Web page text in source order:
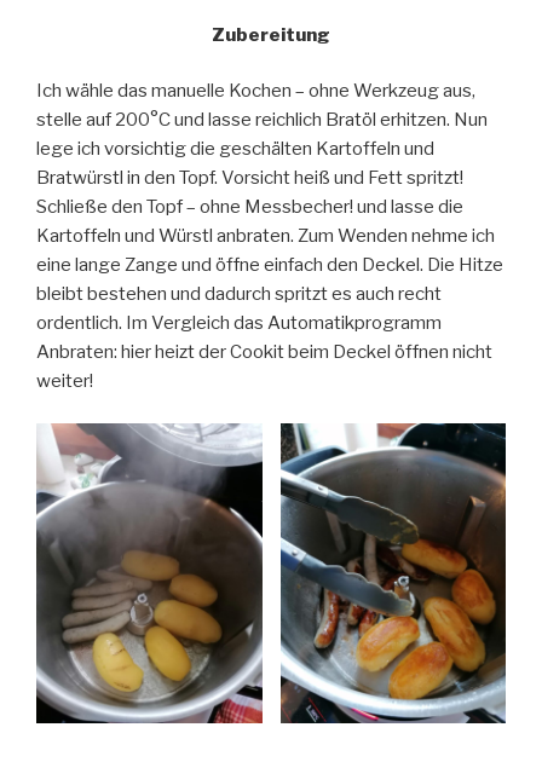
Zubereitung
Ich wähle das manuelle Kochen – ohne Werkzeug aus,
stelle auf 200°C und lasse reichlich Bratöl erhitzen. Nun
lege ich vorsichtig die geschälten Kartoffeln und
Bratwürstl in den Topf. Vorsicht heiß und Fett spritzt!
Schließe den Topf – ohne Messbecher! und lasse die
Kartoffeln und Würstl anbraten. Zum Wenden nehme ich
eine lange Zange und öffne einfach den Deckel. Die Hitze
bleibt bestehen und dadurch spritzt es auch recht
ordentlich. Im Vergleich das Automatikprogramm
Anbraten: hier heizt der Cookit beim Deckel öffnen nicht
weiter!